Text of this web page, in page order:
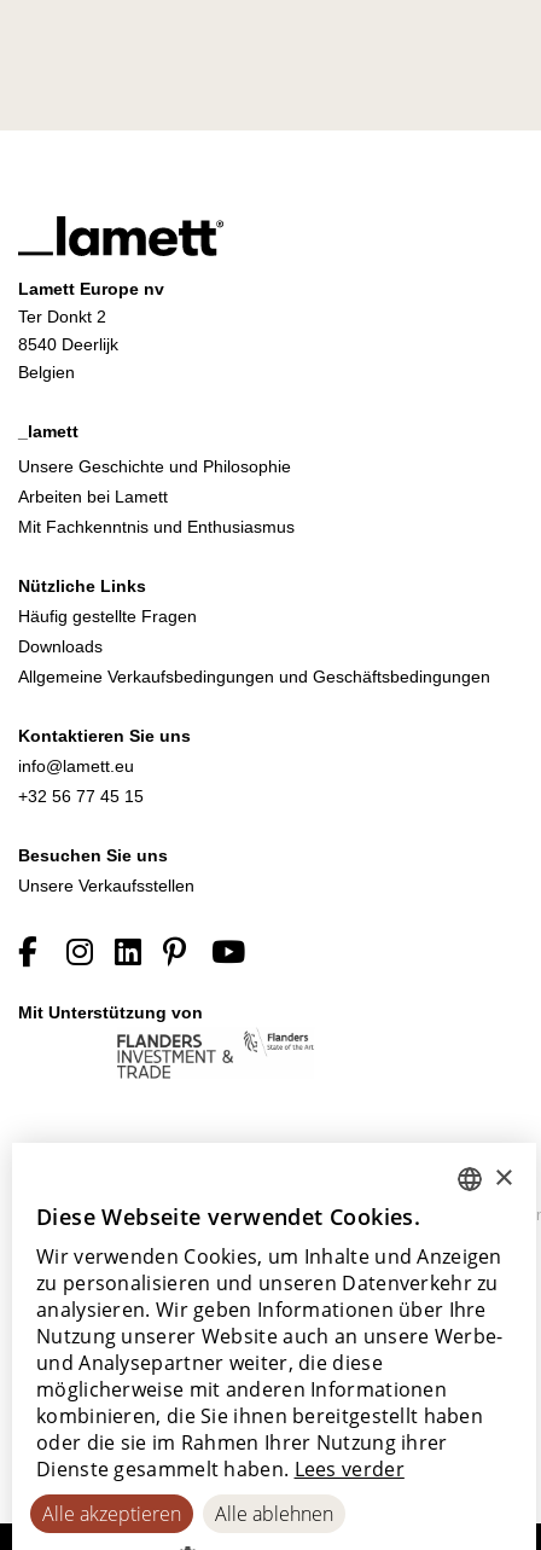
Lamett Europe nv
Ter Donkt 2
8540 Deerlijk
Belgien
_lamett
Unsere Geschichte und Philosophie
Arbeiten bei Lamett
Mit Fachkenntnis und Enthusiasmus
Nützliche Links
Häufig gestellte Fragen
Downloads
Allgemeine Verkaufsbedingungen und Geschäftsbedingungen
Kontaktieren Sie uns
info@lamett.eu
+32 56 77 45 15
Besuchen Sie uns
Unsere Verkaufsstellen
Mit Unterstützung von
2026
Lamett
Datenschutzerklärung
Cookie-
Richtlinie
ENGLISH
FRENCH
SPANISH
×
Diese Webseite verwendet Cookies.
Wir verwenden Cookies, um Inhalte und Anzeigen
zu personalisieren und unseren Datenverkehr zu
analysieren. Wir geben Informationen über Ihre
Nutzung unserer Website auch an unsere Werbe-
und Analysepartner weiter, die diese
möglicherweise mit anderen Informationen
kombinieren, die Sie ihnen bereitgestellt haben
oder die sie im Rahmen Ihrer Nutzung ihrer
Dienste gesammelt haben. Lees verder
Alle akzeptieren
Alle ablehnen